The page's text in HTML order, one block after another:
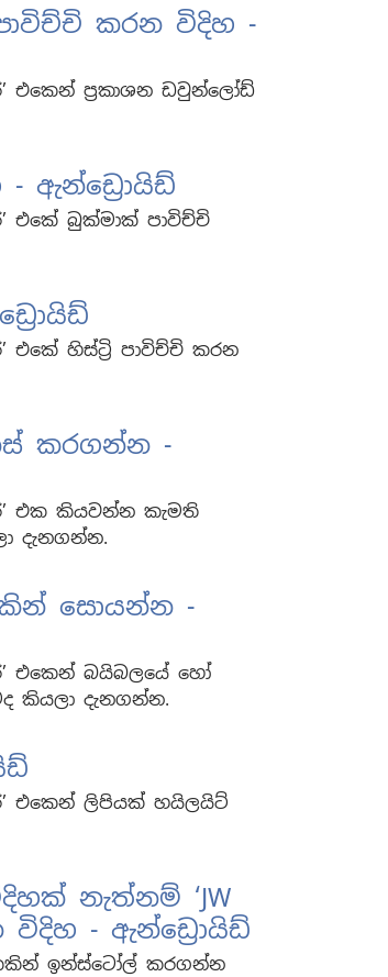
කරන විදිහ -
එකෙන් ප්‍රකාශන ඩවුන්ලෝඩ්
- ඇන්ඩ්‍රොයිඩ්
එකේ බුක්මාක් පාවිච්චි
එකේ හිස්ට්‍රි පාවිච්චි කරන
කරගන්න -
එක කියවන්න කැමති
දැනගන්න.
සොයන්න -
එකෙන් බයිබලයේ හෝ
කියලා දැනගන්න.
එකෙන් ලිපියක් හයිලයිට්
නැත්නම් ‘JW
විදිහ - ඇන්ඩ්‍රොයිඩ්
එකකින් ඉන්ස්ටෝල් කරගන්න